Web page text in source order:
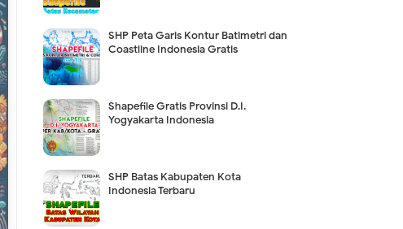
SHP Peta Garis Kontur Batimetri dan
Coastline Indonesia Gratis
Shapefile Gratis Provinsi D.I.
Yogyakarta Indonesia
SHP Batas Kabupaten Kota
Indonesia Terbaru